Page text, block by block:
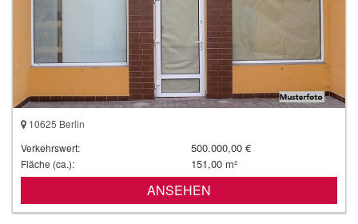
10625 Berlin
Verkehrswert:
500.000,00 €
Fläche (ca.): 151,00 m²
ANSEHEN